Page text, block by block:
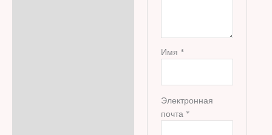
Имя *
Электронная
почта *